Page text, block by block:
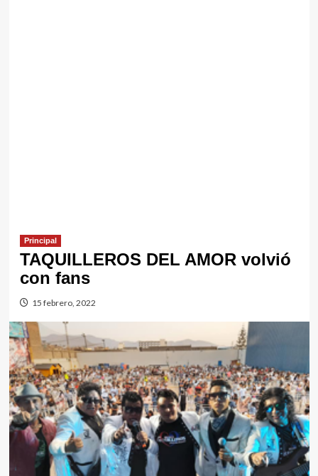
Principal
TAQUILLEROS DEL AMOR volvió
con fans
15 febrero, 2022